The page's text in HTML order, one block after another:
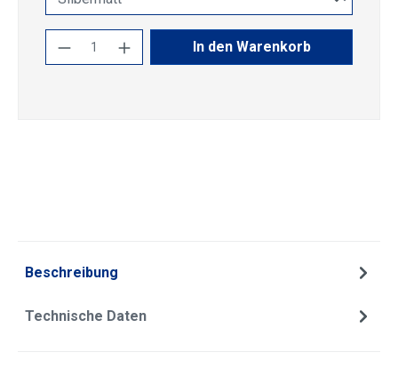
Produkt Anzahl: Gib den gewünschten
In den Warenkorb
Beschreibung
Technische Daten